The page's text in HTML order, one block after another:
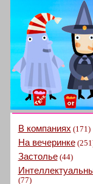
В компаниях (171)
На вечеринке
Застолье(44)
(77)